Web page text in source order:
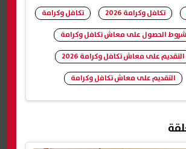
تكافل وكرامة 2026
تكافل وكرامة
شروط الحصول على معاش تكافل وكرامة
التقديم على معاش تكافل وكرامة 2026
التقديم على معاش تكافل وكرامة